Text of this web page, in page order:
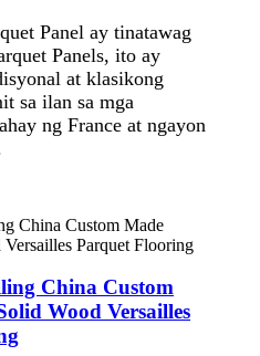
Panel ay tinatawag
Panels, ito ay
at klasikong
sa ilan sa mga
ng France at ngayon
China Custom
Wood Versailles